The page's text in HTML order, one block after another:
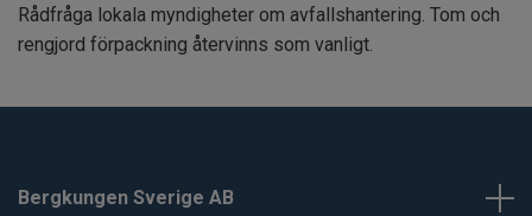
Rådfråga lokala myndigheter om avfallshantering. Tom och
rengjord förpackning återvinns som vanligt.
Bergkungen Sverige AB